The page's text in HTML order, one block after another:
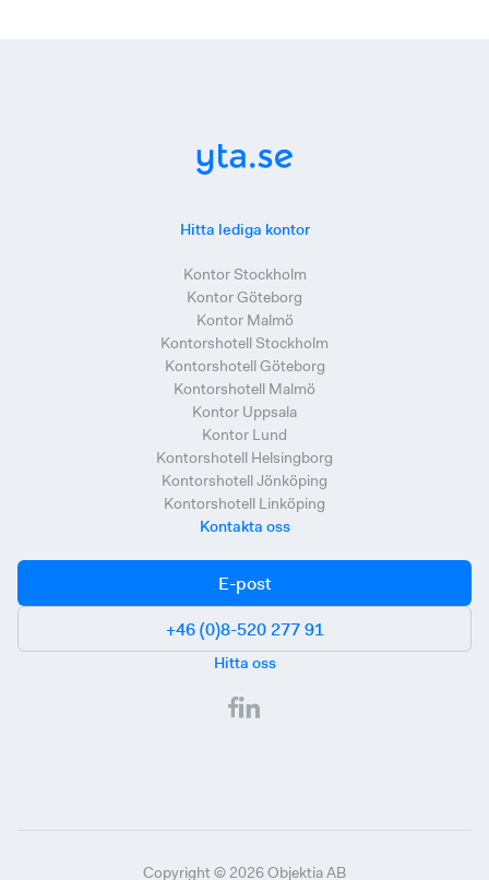
Hitta lediga kontor
Kontor Stockholm
Kontor Göteborg
Kontor Malmö
Kontorshotell Stockholm
Kontorshotell Göteborg
Kontorshotell Malmö
Kontor Uppsala
Kontor Lund
Kontorshotell Helsingborg
Kontorshotell Jönköping
Kontorshotell Linköping
Kontakta oss
E-post
+46 (0)8-520 277 91
Hitta oss
Copyright © 2026Objektia AB